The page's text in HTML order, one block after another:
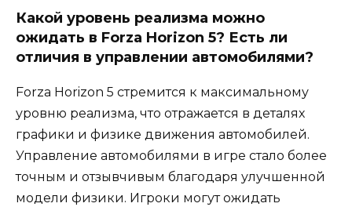
Какой уровень реализма можно
ожидать в Forza Horizon 5? Есть ли
отличия в управлении автомобилями?
Forza Horizon 5 стремится к максимальному
уровню реализма, что отражается в деталях
графики и физике движения автомобилей.
Управление автомобилями в игре стало более
точным и отзывчивым благодаря улучшенной
модели физики. Игроки могут ожидать